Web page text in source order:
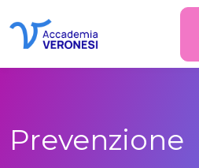
Prevenzione